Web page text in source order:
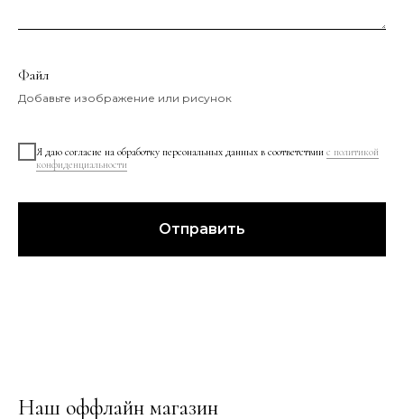
Файл
Добавьте изображение или рисунок
Я даю согласие на обработку персональных данных в соответствии с политикой
конфиденциальности
Отправить
Наш оффлайн магазин